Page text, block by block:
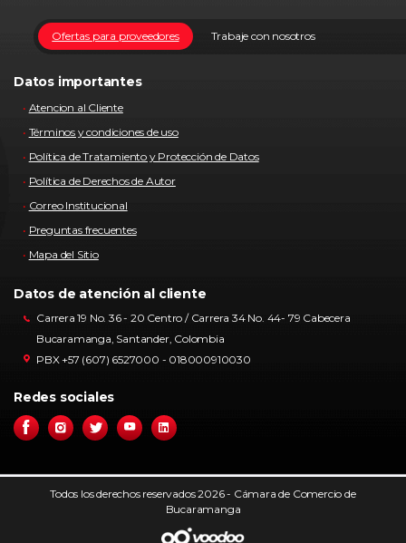
Trabaje con nosotros
Ofertas para proveedores
Datos importantes
Atencion al Cliente
Términos y condiciones de uso
Política de Tratamiento y Protección de Datos
Política de Derechos de Autor
Correo Institucional
Preguntas frecuentes
Mapa del Sitio
Datos de atención al cliente
Carrera 19 No. 36 - 20 Centro / Carrera 34 No. 44- 79 Cabecera
Bucaramanga, Santander, Colombia
PBX +57 (607) 6527000 - 018000910030
Redes sociales
Todos los derechos reservados 2026 - Cámara de Comercio de
Bucaramanga